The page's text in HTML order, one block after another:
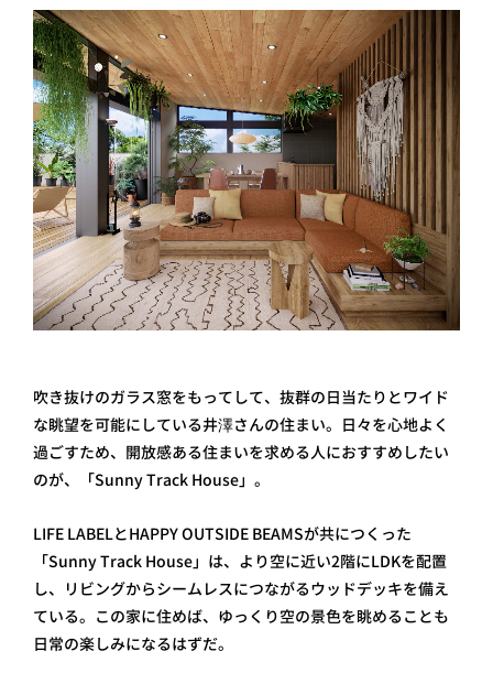
吹き抜けのガラス窓をもってして、抜群の日当たりとワイド
な眺望を可能にしている井澤さんの住まい。日々を心地よく
過ごすため、開放感ある住まいを求める人におすすめしたい
のが、「Sunny Track House」。
LIFE LABELとHAPPY OUTSIDE BEAMSが共につくった
「Sunny Track House」は、より空に近い2階にLDKを配置
し、リビングからシームレスにつながるウッドデッキを備え
ている。この家に住めば、ゆっくり空の景色を眺めることも
日常の楽しみになるはずだ。